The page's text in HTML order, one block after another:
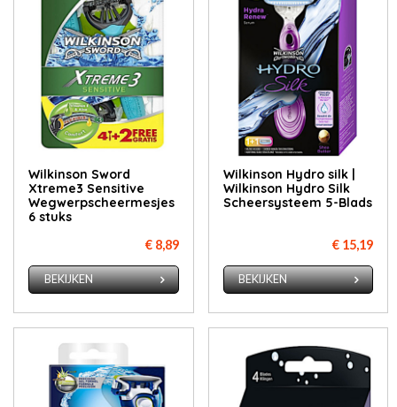
Wilkinson Sword
Xtreme3 Sensitive
Wegwerpscheermesjes
6 stuks
€ 8,89
BEKIJKEN
Wil­k­in­son Hy­dro silk |
Wilkinson Hydro Silk
Scheersysteem 5-Blads
€ 15,19
BEKIJKEN